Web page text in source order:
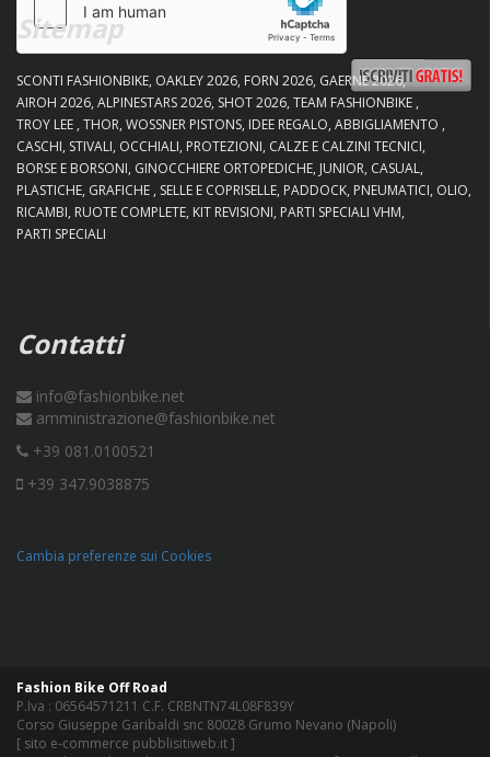
Sitemap
SCONTI FASHIONBIKE OAKLEY 2026 FORN 2026 GAERNE 2026
AIROH 2026 ALPINESTARS 2026 SHOT 2026 TEAM FASHIONBIKE
TROY LEE THOR WOSSNER PISTONS IDEE REGALO ABBIGLIAMENTO
CASCHI STIVALI OCCHIALI PROTEZIONI CALZE E CALZINI TECNICI
BORSE E BORSONI GINOCCHIERE ORTOPEDICHE JUNIOR CASUAL
PLASTICHE GRAFICHE SELLE E COPRISELLE PADDOCK PNEUMATICI OLIO
RICAMBI RUOTE COMPLETE KIT REVISIONI PARTI SPECIALI VHM
PARTI SPECIALI
Contatti
info@fashionbike.net
amministrazione@fashionbike.net
+39 081.0100521
+39 347.9038875
Cambia preferenze sui Cookies
Fashion Bike Off Road
P.Iva : 06564571211 C.F. CRBNTN74L08F839Y
Corso Giuseppe Garibaldi snc 80028 Grumo Nevano (Napoli)
[ sito e-commerce pubblisitiweb.it]